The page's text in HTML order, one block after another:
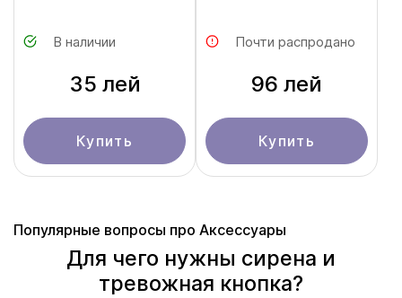
В наличии
35 лей
Купить
Почти распродано
96 лей
Купить
Популярные вопросы про Аксессуары
Для чего нужны сирена и
тревожная кнопка?